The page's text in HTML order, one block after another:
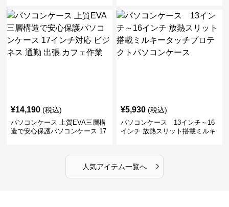
ビジネス 通勤 商談
張
¥14,190 (税込)
パソコンケース 上質EVA三層構
造で安心保護パソコンケース 17
¥5,930 (税込)
パソコンケース 13インチ～16
インチ 放熱スリット搭載ミルキ
人気アイテム一覧へ ›